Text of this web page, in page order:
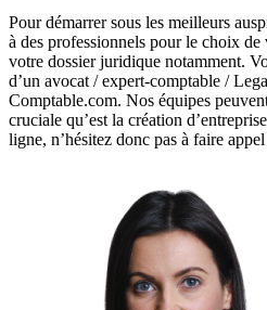
Pour démarrer sous les meilleurs
à des professionnels pour le choix
votre dossier juridique notamment.
d’un avocat / expert-comptable /
Comptable.com. Nos équipes
cruciale qu’est la création
ligne, n’hésitez donc pas à faire